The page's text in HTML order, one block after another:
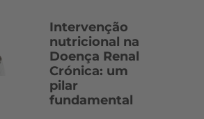
Intervenção
nutricional na
Doença Renal
Crónica: um
pilar
fundamental